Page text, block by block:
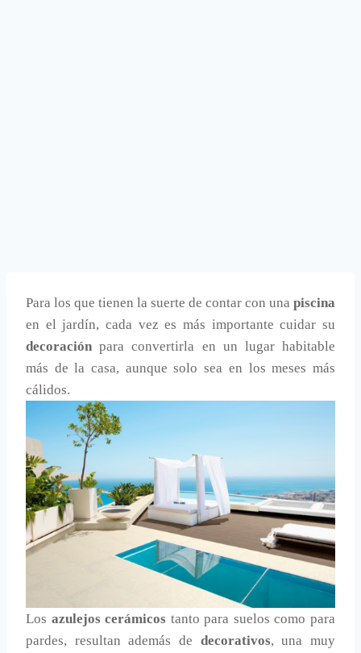
Para los que tienen la suerte de contar con una piscina
en el jardín, cada vez es más importante cuidar su
decoración para convertirla en un lugar habitable
más de la casa, aunque solo sea en los meses más
cálidos.
Los azulejos cerámicos tanto para suelos como para
pardes, resultan además de decorativos, una muy